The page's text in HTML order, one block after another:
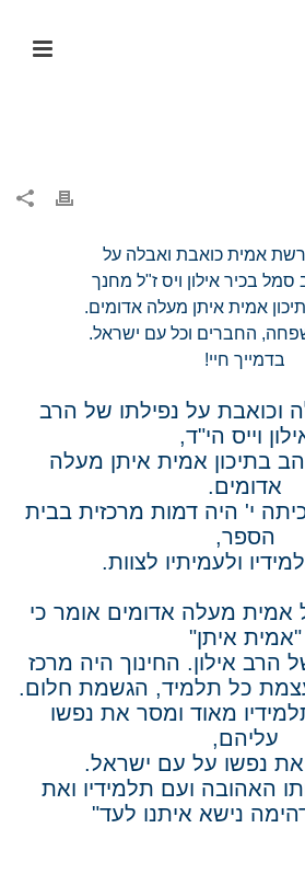
וכואבת על נפילתו של הרב
וייס הי"ד,
בתיכון אמית איתן מעלה
אדומים.
י' היה דמות מרכזית בבית
הספר,
ולעמיתיו לצוות.
אמית מעלה אדומים אומר כי
"אמית איתן"
הרב אילון. החינוך היה מרכז
כל תלמיד, הגשמת חלום.
מאוד ומסר את נפשו
עליהם,
נפשו על עם ישראל.
האהובה ועם תלמידיו ואת
נישא איתנו לעד"